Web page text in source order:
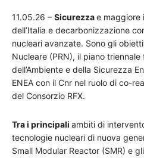
11.05.26 – Sicurezzae maggiore
dell’Italia e decarbonizzazione
nucleari avanzate. Sono gli
Nucleare (PRN), il piano
dell’Ambiente e della Sicurezza
ENEA con il Cnr nel ruolo di co-
del Consorzio RFX.
Tra i principali ambiti di
tecnologie nucleari di nuova
Small Modular Reactor (SMR) e